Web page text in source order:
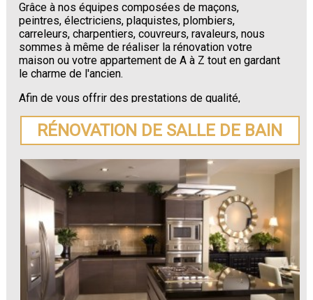
Grâce à nos équipes composées de maçons,
peintres, électriciens, plaquistes, plombiers,
carreleurs, charpentiers, couvreurs, ravaleurs, nous
sommes à même de réaliser la rénovation votre
maison ou votre appartement de A à Z tout en gardant
le charme de l'ancien.
Afin de vous offrir des prestations de qualité,
des matériaux les plus adaptés à votre rénovation.
N'hésitez plus à demander un devis pour votre
Marguerite-de-Carrouges
RÉNOVATION DE SALLE DE BAIN